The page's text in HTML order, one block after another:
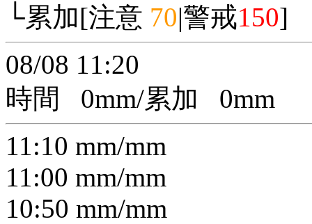
└累加[注意 70|警戒150]
08/08 11:20
時間
0mm/累加 0mm
11:10 mm/mm
11:00 mm/mm
10:50 mm/mm